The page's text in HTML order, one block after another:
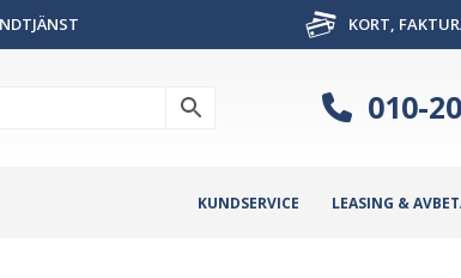
KORT,
010-
KUNDSERVICE LEASING &